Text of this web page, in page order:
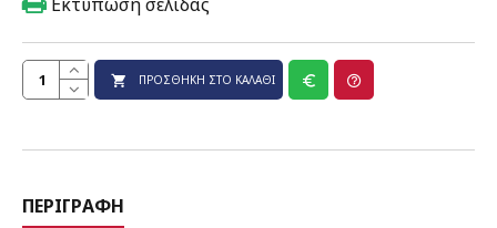
ΠΡΟΣΘΉΚΗ ΣΤΟ ΚΑΛΆΘΙ
ΠΕΡΙΓΡΑΦΉ